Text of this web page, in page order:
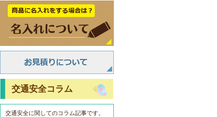
交通安全コラム
交通安全に関してのコラム記事です。